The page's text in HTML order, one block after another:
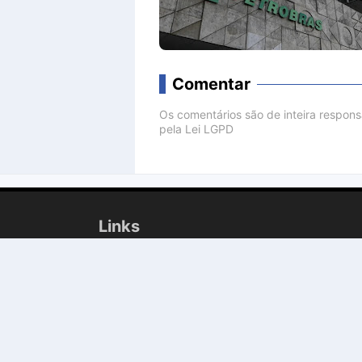
Comentar
Os comentários são de inteira
pela Lei LGPD
Links